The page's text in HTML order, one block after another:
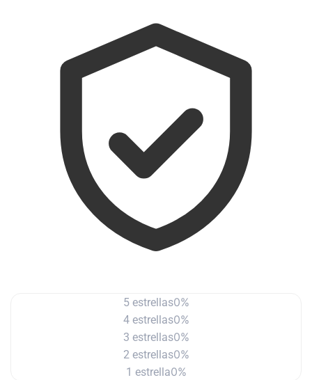
5 estrellas0%
4 estrellas0%
3 estrellas0%
2 estrellas0%
1 estrella0%